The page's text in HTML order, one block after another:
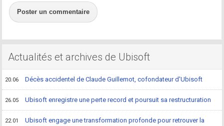
Poster un commentaire
Actualités et archives de Ubisoft
20.06 Décès accidentel de Claude Guillemot, cofondateur d'Ubisoft
26.05 Ubisoft enregistre une perte record et poursuit sa restructuration
22.01
Ubisoft engage une transformation profonde pour retrouver la